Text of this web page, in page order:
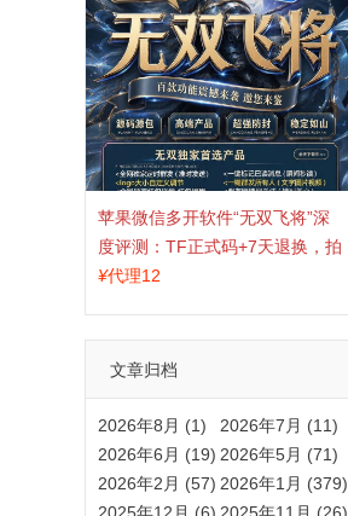
苹果微信多开软件“无双飞将”深
度评测：TF正式码+7天退换，拍
拍卡激活码商城正品保障
¥代理12
文章归档
2026年8月 (1)
2026年7月 (11)
2026年6月 (19) 2026年5月 (71)
2026年2月 (57) 2026年1月 (379)